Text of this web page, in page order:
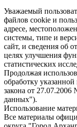
Уважаемый
файлов cookie и
адресе,
системы, типе и
сайт, и сведения об
целях улучшения
статистических
Продолжая
обработку
закона от
данных").
Использование
Все материалы